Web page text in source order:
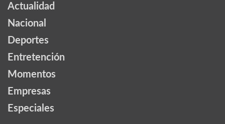
Actualidad
Nacional
Deportes
Entretención
Momentos
Empresas
Especiales